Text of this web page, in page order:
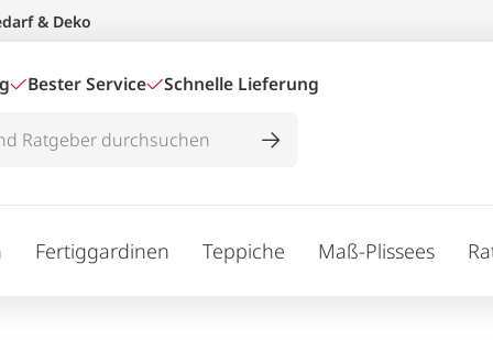
& Deko
Bester Service Schnelle Lieferung
Fertiggardinen Teppiche Maß-Plissees